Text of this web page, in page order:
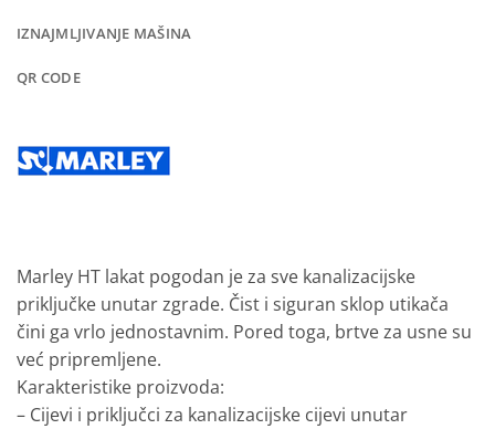
IZNAJMLJIVANJE MAŠINA
QR CODE
Marley HT lakat pogodan je za sve kanalizacijske
priključke unutar zgrade. Čist i siguran sklop utikača
čini ga vrlo jednostavnim. Pored toga, brtve za usne su
već pripremljene.
Karakteristike proizvoda:
– Cijevi i priključci za kanalizacijske cijevi unutar